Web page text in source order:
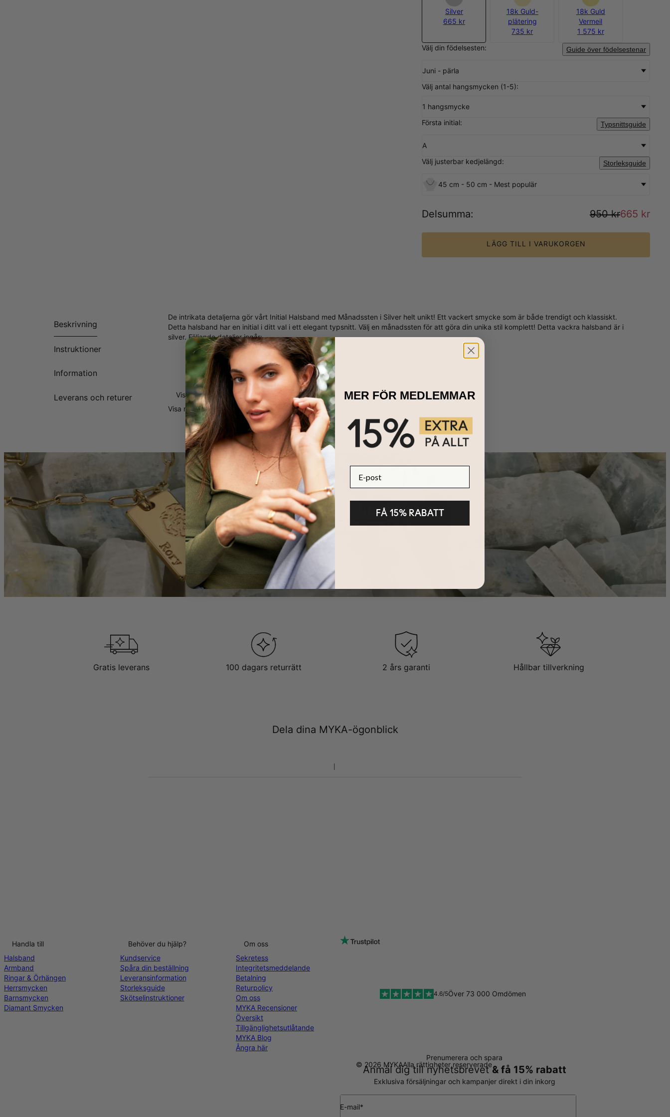
Silver
665 kr
18k Guld-
plätering
735 kr
18k Guld
Vermeil
1 575 kr
Välj din födelsesten:
Guide över födelsestenar
Juni - pärla
Välj antal hangsmycken (1-5):
1 hangsmycke
Första initial:
Typsnittsguide
A
Välj justerbar kedjelängd:
Storleksguide
45 cm - 50 cm - Mest populär
Delsumma: 950 kr665 kr
LÄGG TILL I VARUKORGEN
Beskrivning
Instruktioner
Information
Leverans och returer
De intrikata detaljerna gör vårt Initial Halsband med Månadssten i Silver helt unikt! Ett vackert smycke som är både trendigt och klassiskt.
Detta halsband har en initial i ditt val i ett elegant typsnitt. Välj en månadssten för att göra din unika stil komplett! Detta vackra halsband är i
silver. Följande detaljer ingår:
En bokstav
En äkta kristall månadssten
Bead kedja i silver
Visa mer
Varför detta halsband är en favorit:
Det är inte bara en vacker present som är populär bland vänner och dina nära och kära, det är det ideala sättet att bära din egna initial eller en
initial av en älskling samtidigt som den tillför en elegant touch på varje halsringning.
Fler Val:
Detta halsband hittas i:
Bokstavhalsband Kollektionen
Visa mer Visa mindre
HÅLLBARHET
KÄRNAN PÅ MYKA
LÄS MER
Gratis leverans 100 dagars returrätt 2 års garanti Hållbar tillverkning
Dela dina MYKA-ögonblick
Prenumerera och spara
Anmäl dig till nyhetsbrevet& få 15% rabatt
Exklusiva försäljningar och kampanjer direkt i din inkorg
E-mail*
Handla till
Halsband
Armband
Ringar & Örhängen
Herrsmycken
Barnsmycken
Diamant Smycken
Behöver du hjälp?
Kundservice
Spåra din beställning
Leveransinformation
Storleksguide
Skötselinstruktioner
Om oss
Sekretess
Integritetsmeddelande
Betalning
Returpolicy
Om oss
MYKA Recensioner
Översikt
Tillgänglighetsutlåtande
MYKA Blog
Ångra här
4.6/5Över 73 000 Omdömen
© 2026 MYKAAlla rättigheter reserverade
MER FÖR MEDLEMMAR
FÅ 15% RABATT